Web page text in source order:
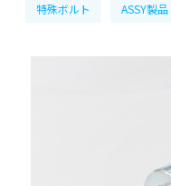
特殊ボルト ASSY製品